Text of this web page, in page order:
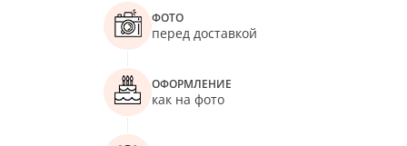
ФОТО
перед доставкой
ОФОРМЛЕНИЕ
как на фото